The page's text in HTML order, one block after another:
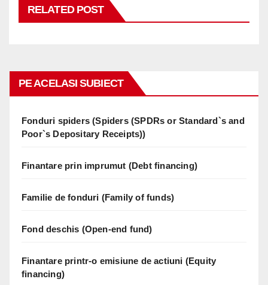
RELATED POST
PE ACELASI SUBIECT
Fonduri spiders (Spiders (SPDRs or Standard`s and
Poor`s Depositary Receipts))
Finantare prin imprumut (Debt financing)
Familie de fonduri (Family of funds)
Fond deschis (Open-end fund)
Finantare printr-o emisiune de actiuni (Equity
financing)